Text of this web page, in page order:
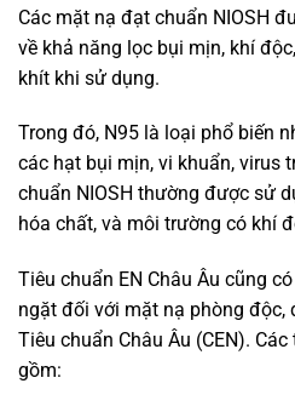
Các mặt nạ đạt chuẩn NIOSH
về khả năng lọc bụi mịn, khí
khít khi sử dụng.
Trong đó, N95 là loại phổ biến
các hạt bụi mịn, vi khuẩn, virus
chuẩn NIOSH thường được sử
hóa chất, và môi trường có khí
Tiêu chuẩn EN Châu Âu cũng
ngặt đối với mặt nạ phòng độc,
Tiêu chuẩn Châu Âu (CEN).
gồm: